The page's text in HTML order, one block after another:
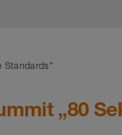
Standards“
„80